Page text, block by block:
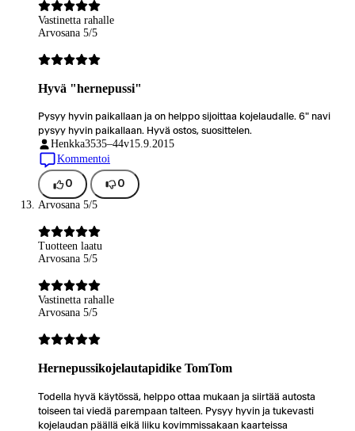
Vastinetta rahalle
Arvosana 5/5
Hyvä "hernepussi"
Pysyy hyvin paikallaan ja on helppo sijoittaa kojelaudalle. 6" navi
pysyy hyvin paikallaan. Hyvä ostos, suosittelen.
Henkka3535–44v15.9.2015
Kommentoi
0 0
Arvosana 5/5
Tuotteen laatu
Arvosana 5/5
Vastinetta rahalle
Arvosana 5/5
Hernepussikojelautapidike TomTom
Todella hyvä käytössä, helppo ottaa mukaan ja siirtää autosta
toiseen tai viedä parempaan talteen. Pysyy hyvin ja tukevasti
kojelaudan päällä eikä liiku kovimmissakaan kaarteissa